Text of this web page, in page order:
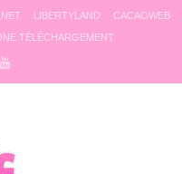
LIBERTYLAND
CACAOWEB
TÉLÉCHARGEMENT